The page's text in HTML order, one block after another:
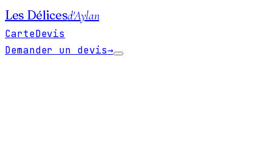
Les Délicesd'Aylan
CarteDevis
Demander un devis→